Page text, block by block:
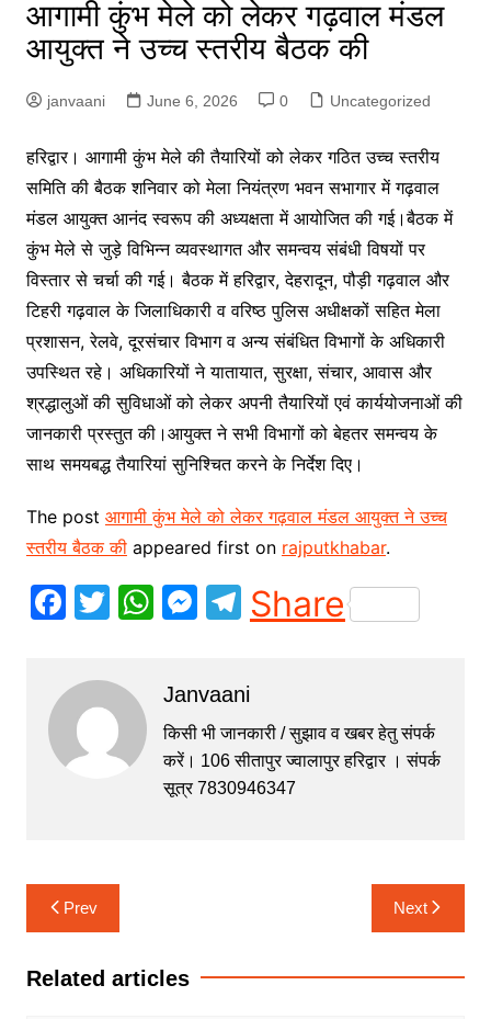
आगामी कुंभ मेले को लेकर गढ़वाल मंडल
आयुक्त ने उच्च स्तरीय बैठक की
janvaani June 6, 2026 0 Uncategorized
हरिद्वार। आगामी कुंभ मेले की तैयारियों को लेकर गठित उच्च स्तरीय
समिति की बैठक शनिवार को मेला नियंत्रण भवन सभागार में गढ़वाल
मंडल आयुक्त आनंद स्वरूप की अध्यक्षता में आयोजित की गई।बैठक में
कुंभ मेले से जुड़े विभिन्न व्यवस्थागत और समन्वय संबंधी विषयों पर
विस्तार से चर्चा की गई। बैठक में हरिद्वार, देहरादून, पौड़ी गढ़वाल और
टिहरी गढ़वाल के जिलाधिकारी व वरिष्ठ पुलिस अधीक्षकों सहित मेला
प्रशासन, रेलवे, दूरसंचार विभाग व अन्य संबंधित विभागों के अधिकारी
उपस्थित रहे। अधिकारियों ने यातायात, सुरक्षा, संचार, आवास और
श्रद्धालुओं की सुविधाओं को लेकर अपनी तैयारियों एवं कार्ययोजनाओं की
जानकारी प्रस्तुत की।आयुक्त ने सभी विभागों को बेहतर समन्वय के
साथ समयबद्ध तैयारियां सुनिश्चित करने के निर्देश दिए।
The post आगामी कुंभ मेले को लेकर गढ़वाल मंडल आयुक्त ने उच्च
स्तरीय बैठक कीappeared first on rajputkhabar.
F
c
e
b
o
T
itt
er
W
s
A
p
p
M
s
e
n
T
el
gr
a
m
Share
Janvaani
किसी भी जानकारी / सुझाव व खबर हेतु संपर्क
करें। 106 सीतापुर ज्वालापुर हरिद्वार । संपर्क
सूत्र 7830946347
Post
navigation
Prev Next
Related articles